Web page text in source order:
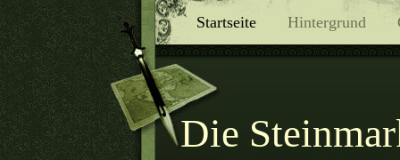
Startseite Hintergrund
Die